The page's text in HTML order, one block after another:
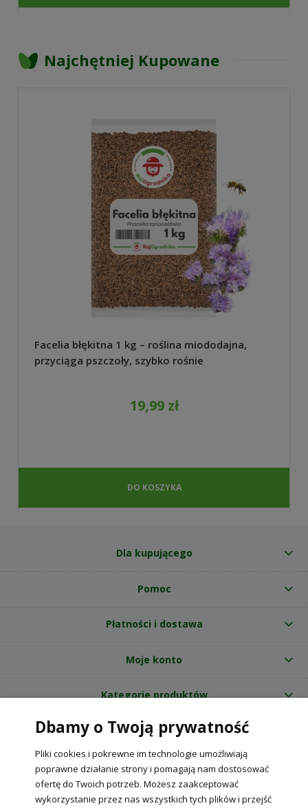
Najchętniej Kupowane
Facelia błękitna 1 kg – roślina miododajna,
przyciąga pszczoły, szybko rośnie
19,99 zł
DO KOSZYKA
Dla kupującego
Pomoc
Płatności i dostawa
Moje konto
Kategorie produktów
O nas
Internetowy sklep ogrodniczy z nasionami RajOgrodnika.pl
NIP: 6090037061, REGON: 260240470 | Czarnca, ul. Tęczowa 31, 29-100
Włoszczowa
Dbamy o Twoją prywatność
Pliki cookies i pokrewne im technologie umożliwiają
poprawne działanie strony i pomagają nam dostosować
ofertę do Twoich potrzeb. Możesz zaakceptować
wykorzystanie przez nas wszystkich tych plików i przejść